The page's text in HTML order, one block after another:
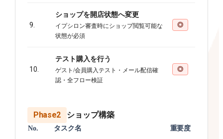
9.
ショップを開店状態へ変更
イプシロン審査時にショップ閲覧可能な
状態が必須
◎
10.
テスト購入を行う
ゲスト/会員購入テスト・メール配信確
認・全フロー検証
◎
Phase2 ショップ構築
No. タスク名 重要度